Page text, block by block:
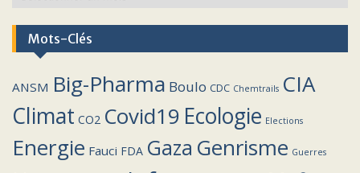
Mots-Clés
ANSM Big-Pharma Boulo CDC Chemtrails CIA
Climat CO2 Covid19 Ecologie Elections
Energie Fauci FDA Gaza Genrisme Guerres